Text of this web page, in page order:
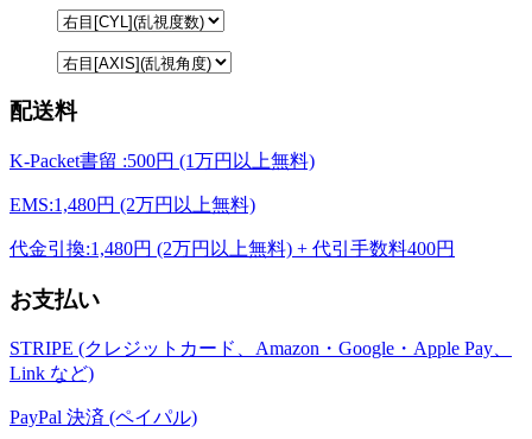
配送料
K-Packet書留 :500円 (1万円以上無料)
EMS:1,480円 (2万円以上無料)
代金引換:1,480円 (2万円以上無料) + 代引手数料400円
お支払い
STRIPE (クレジットカード、Amazon・Google・Apple Pay、
Link など)
PayPal 決済 (ペイパル)